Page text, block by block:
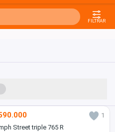
FILTRAR
1
Street triple 765 R